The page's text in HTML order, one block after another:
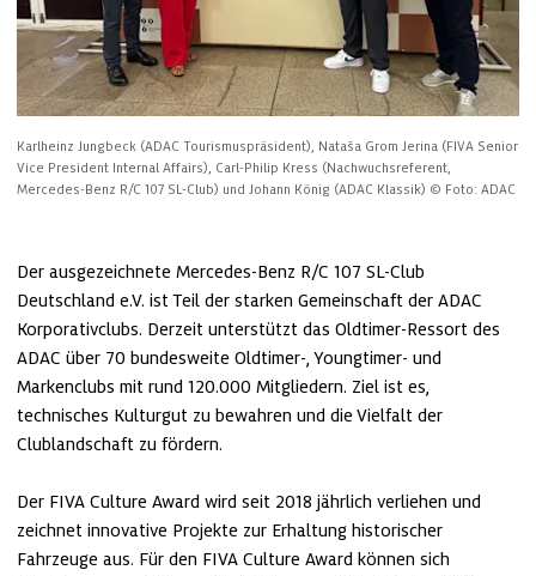
Karlheinz Jungbeck (ADAC Tourismuspräsident), Nataša Grom Jerina (FIVA Senior
Vice President Internal Affairs), Carl-Philip Kress (Nachwuchsreferent,
Mercedes-Benz R/C 107 SL-Club) und Johann König (ADAC Klassik) © Foto: ADAC
Der ausgezeichnete Mercedes-Benz R/C 107 SL-Club
Deutschland e.V. ist Teil der starken Gemeinschaft der ADAC
Korporativclubs. Derzeit unterstützt das Oldtimer-Ressort des
ADAC über 70 bundesweite Oldtimer-, Youngtimer- und
Markenclubs mit rund 120.000 Mitgliedern. Ziel ist es,
technisches Kulturgut zu bewahren und die Vielfalt der
Clublandschaft zu fördern.
Der FIVA Culture Award wird seit 2018 jährlich verliehen und
zeichnet innovative Projekte zur Erhaltung historischer
Fahrzeuge aus. Für den FIVA Culture Award können sich